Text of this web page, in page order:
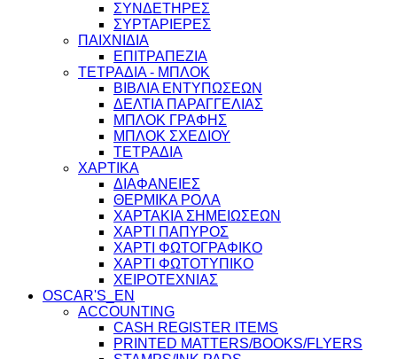
ΣΥΝΔΕΤΗΡΕΣ
ΣΥΡΤΑΡΙΕΡΕΣ
ΠΑΙΧΝΙΔΙΑ
ΕΠΙΤΡΑΠΕΖΙΑ
ΤΕΤΡΑΔΙΑ - ΜΠΛΟΚ
ΒΙΒΛΙΑ ΕΝΤΥΠΩΣΕΩΝ
ΔΕΛΤΙΑ ΠΑΡΑΓΓΕΛΙΑΣ
ΜΠΛΟΚ ΓΡΑΦΗΣ
ΜΠΛΟΚ ΣΧΕΔΙΟΥ
ΤΕΤΡΑΔΙΑ
ΧΑΡΤΙΚΑ
ΔΙΑΦΑΝΕΙΕΣ
ΘΕΡΜΙΚΑ ΡΟΛΑ
ΧΑΡΤΑΚΙΑ ΣΗΜΕΙΩΣΕΩΝ
ΧΑΡΤΙ ΠΑΠΥΡΟΣ
ΧΑΡΤΙ ΦΩΤΟΓΡΑΦΙΚΟ
ΧΑΡΤΙ ΦΩΤΟΤΥΠΙΚΟ
ΧΕΙΡΟΤΕΧΝΙΑΣ
OSCAR'S_EN
ACCOUNTING
CASH REGISTER ITEMS
PRINTED MATTERS/BOOKS/FLYERS